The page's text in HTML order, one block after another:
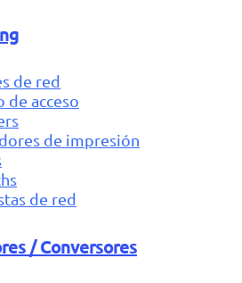
de red
de acceso
de impresión
de red
/ Conversores